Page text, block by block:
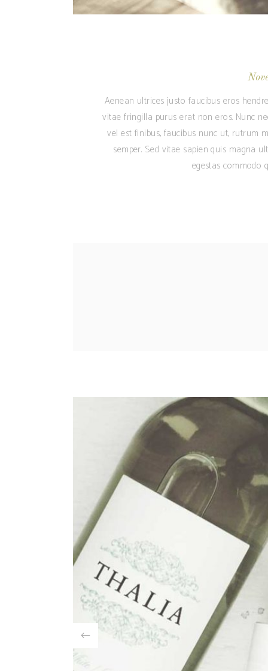
Aenean ultrices justo faucibus eros
vitae fringilla purus erat non eros. Nunc
vel est finibus, faucibus nunc ut, rutrum
semper. Sed vitae sapien quis magna
egestas commodo